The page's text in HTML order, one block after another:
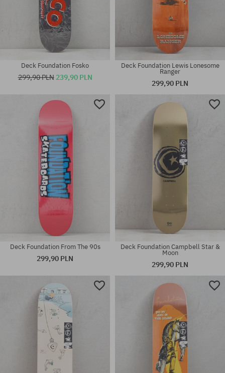
Dostępne rozmiary:
Dostępne rozmiary:
Dostępne rozmiary:
Deck Foundation Fosko
299,90 PLN 239,90 PLN
Dostępne rozmiary:
Deck Foundation Lewis Lonesome
Ranger
299,90 PLN
Deck Foundation From The 90s
299,90 PLN
Deck Foundation Campbell Star &
Moon
299,90 PLN